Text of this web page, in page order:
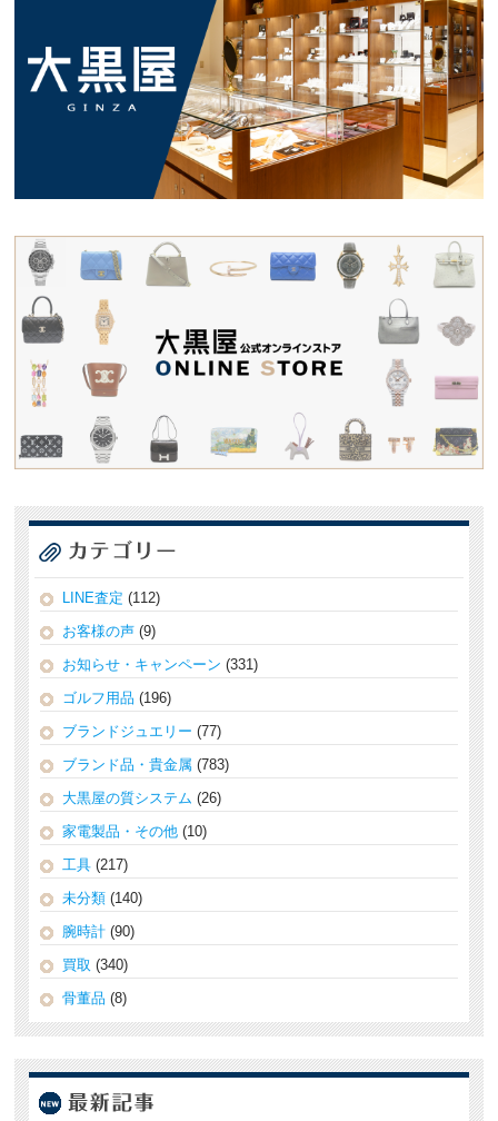
LINE査定 (112)
お客様の声 (9)
お知らせ・キャンペーン (331)
ゴルフ用品 (196)
ブランドジュエリー (77)
ブランド品・貴金属 (783)
大黒屋の質システム (26)
家電製品・その他 (10)
工具 (217)
未分類 (140)
腕時計 (90)
買取 (340)
骨董品 (8)